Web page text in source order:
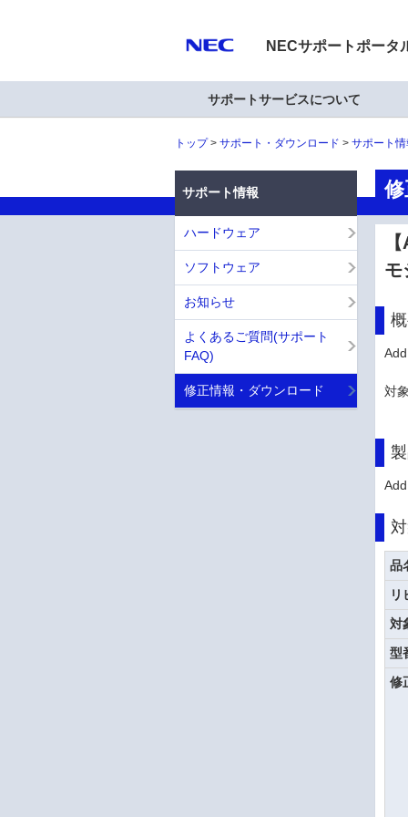
NECサポートポータ
サポートサービスについて
トップ サポート・ダウンロード サポート
モ
対
品
リ
対
型
修
サポート情報
ハードウェア
ソフトウェア
お知らせ
よくあるご質問(サポート
FAQ)
修正情報・ダウンロード